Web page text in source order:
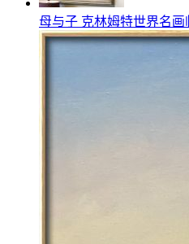
母与子 克林姆特世界名